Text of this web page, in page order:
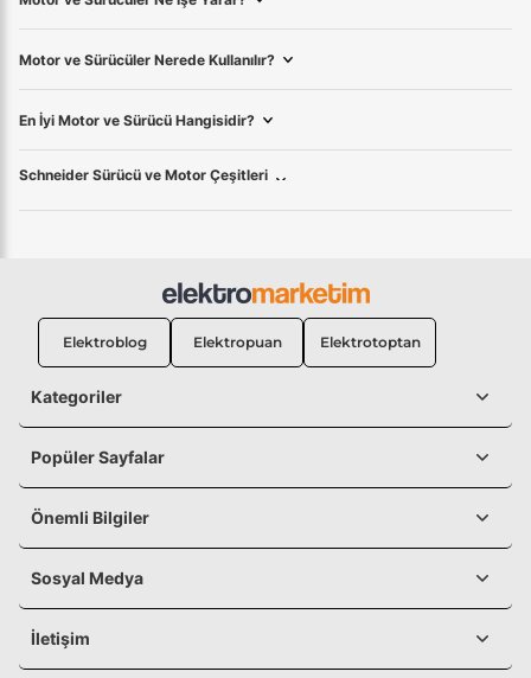
Motor ve Sürücüler Nerede Kullanılır?
En İyi Motor ve Sürücü Hangisidir?
Schneider Sürücü ve Motor Çeşitleri
Elektroblog Elektropuan Elektrotoptan
Kategoriler
Popüler Sayfalar
Önemli Bilgiler
Sosyal Medya
İletişim